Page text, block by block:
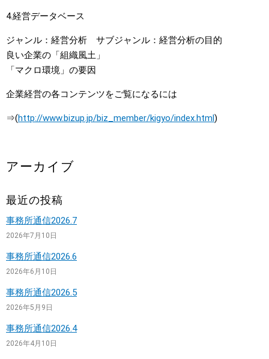
4.経営データベース
ジャンル：経営分析 サブジャンル：経営分析の目的
良い企業の「組織風土」
「マクロ環境」の要因
企業経営の各コンテンツをご覧になるには
⇒(http://www.bizup.jp/biz_member/kigyo/index.html)
アーカイブ
最近の投稿
事務所通信2026.7
2026年7月10日
事務所通信2026.6
2026年6月10日
事務所通信2026.5
2026年5月9日
事務所通信2026.4
2026年4月10日